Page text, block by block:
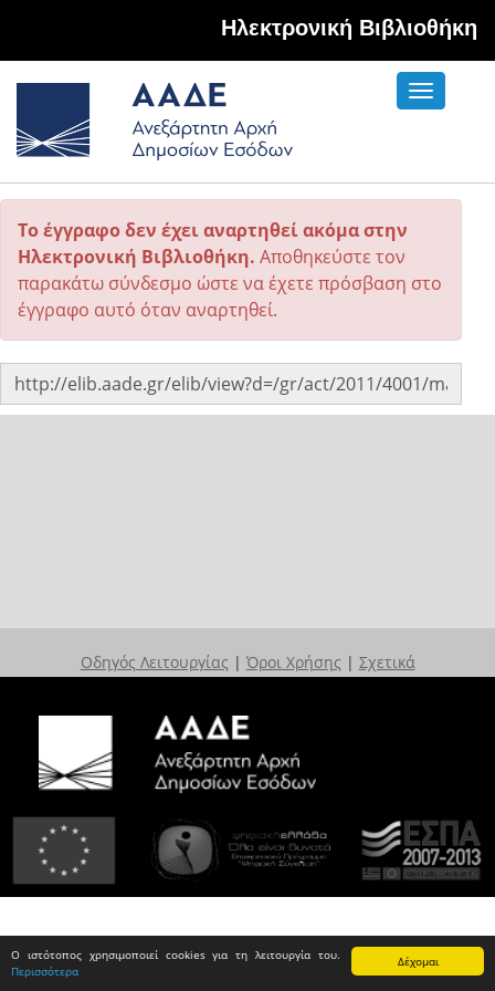
Δέχομαι
Ο ιστότοπος χρησιμοποιεί cookies για τη λειτουργία του.
Περισσότερα
Hλεκτρονική Βιβλιοθήκη
Toggle
Το έγγραφο δεν έχει αναρτηθεί ακόμα στην
Ηλεκτρονική Βιβλιοθήκη. Αποθηκεύστε τον
παρακάτω σύνδεσμο ώστε να έχετε πρόσβαση στο
έγγραφο αυτό όταν αναρτηθεί.
Οδηγός Λειτουργίας | Όροι Χρήσης | Σχετικά